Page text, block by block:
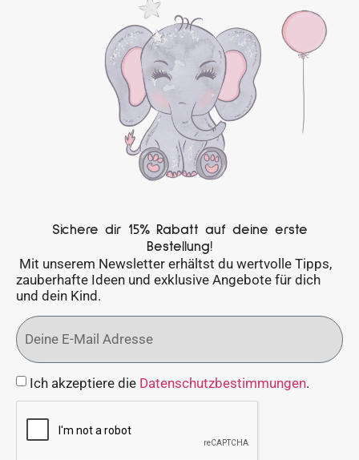
Sichere dir 15% Rabatt auf deine erste
Bestellung!
Mit unserem Newsletter erhältst du wertvolle Tipps,
zauberhafte Ideen und exklusive Angebote für dich
und dein Kind.
Ich akzeptiere die Datenschutzbestimmungen.